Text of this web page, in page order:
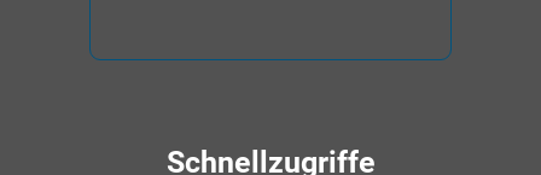
Schnellzugriffe